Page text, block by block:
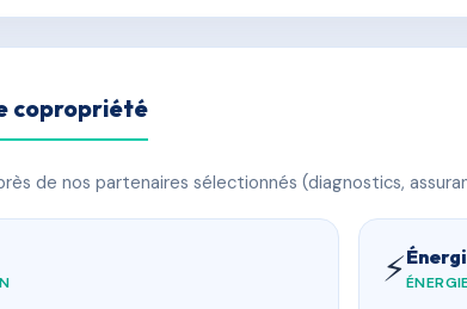
copropriété
de nos partenaires sélectionnés (diagnostics,
⚡